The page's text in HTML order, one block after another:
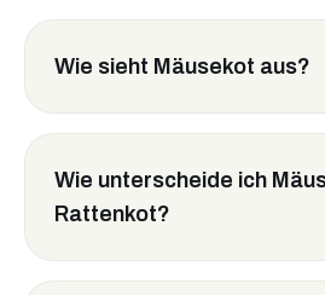
Wie sieht Mäusekot aus?
Wie unterscheide ich
Rattenkot?